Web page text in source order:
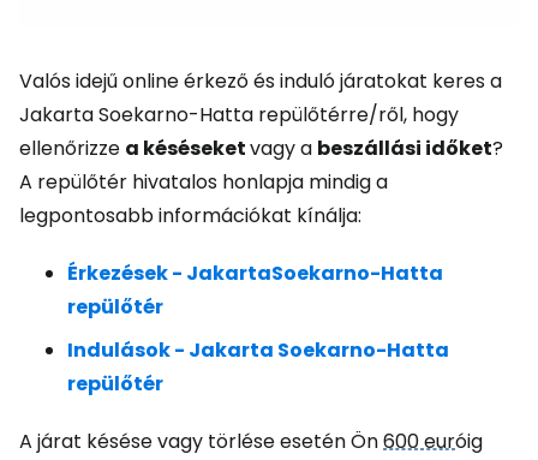
Valós idejű online érkező és induló járatokat keres a
Jakarta Soekarno-Hatta repülőtérre/ről, hogy
ellenőrizze a késéseketvagy a beszállási időket?
A repülőtér hivatalos honlapja mindig a
legpontosabb információkat kínálja:
Érkezések - JakartaSoekarno-Hatta
repülőtér
Indulások - Jakarta Soekarno-Hatta
repülőtér
A járat késése vagy törlése esetén Ön600 euróig